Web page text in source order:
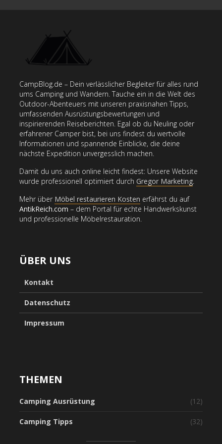
CampBlog.de – Dein verlässlicher Begleiter für alles rund
ums Camping und Wandern. Tauche ein in die Welt des
Outdoor-Abenteuers mit unseren praxisnahen Tipps,
umfassenden Ausrüstungsbewertungen und
inspirierenden Reiseberichten. Egal ob du Neuling oder
erfahrener Camper bist, bei uns findest du wertvolle
Informationen und spannende Einblicke, die deine
nächste Expedition unvergesslich machen.
Damit du uns auch online leicht findest: Unsere Website
wurde professionell optimiert durch Gregor Marketing.
Mehr über Möbel restaurieren Kosten erfährst du auf
AntikReich.com – dem Portal für echte Handwerkskunst
und professionelle Möbelrestauration.
ÜBER UNS
Kontakt
Datenschutz
Impressum
THEMEN
Camping Ausrüstung (12)
Camping Tipps (32)